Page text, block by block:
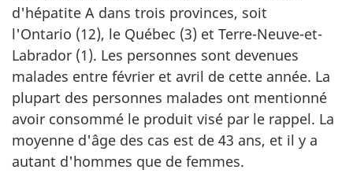
d'hépatite A dans trois provinces, soit
l'Ontario (12), le Québec (3) et Terre-Neuve-et-
Labrador (1). Les personnes sont devenues
malades entre février et avril de cette année. La
plupart des personnes malades ont mentionné
avoir consommé le produit visé par le rappel. La
moyenne d'âge des cas est de 43 ans, et il y a
autant d'hommes que de femmes.